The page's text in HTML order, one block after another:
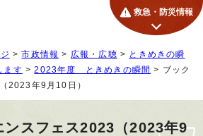
救急・防災情報
>市政情報 > 広報・広聴 > ときめきの瞬
ます >2023年度 ときめきの瞬間 > ブック
2023年9月10日）
ンスフェス2023（2023年9